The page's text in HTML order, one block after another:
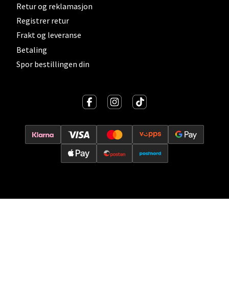
Retur og reklamasjon
Registrer retur
Frakt og leveranse
Betaling
Spor bestillingen din
Torgbakken 2, 5401 Stord
Åpent i dag 10-17
0 i butikk
Oslo - Thon Senter Storo
Vitaminveien 7 - 9, 0485 Oslo
Åpent i dag 10-21
Velg